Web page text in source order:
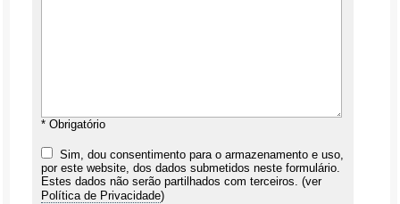
* Obrigatório
Sim, dou consentimento para o armazenamento e uso,
por este website, dos dados submetidos neste formulário.
Estes dados não serão partilhados com terceiros. (ver
Política de Privacidade)